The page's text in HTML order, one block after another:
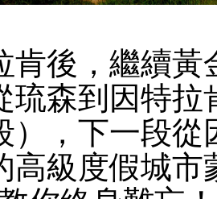
肯後，繼續黃
琉森到因特拉
），下一段從
高級度假城市